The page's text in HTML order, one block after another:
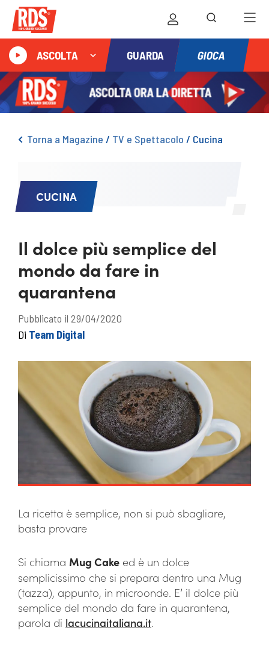
ASCOLTA GUARDA GIOCA
Torna a Magazine / TV e Spettacolo / Cucina
CUCINA
Il dolce più semplice del
mondo da fare in
quarantena
Pubblicato il 29/04/2020
Di Team Digital
La ricetta è semplice, non si può sbagliare,
basta provare
Si chiama Mug Cake ed è un dolce
semplicissimo che si prepara dentro una Mug
(tazza), appunto, in microonde. E’ il dolce più
semplice del mondo da fare in quarantena,
parola di lacucinaitaliana.it.